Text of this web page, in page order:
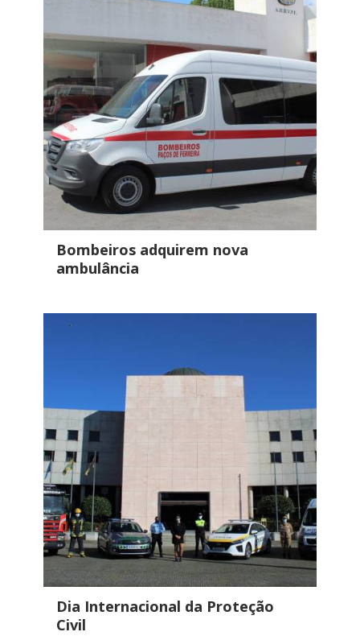
Bombeiros adquirem nova
ambulância
Dia Internacional da Proteção
Civil